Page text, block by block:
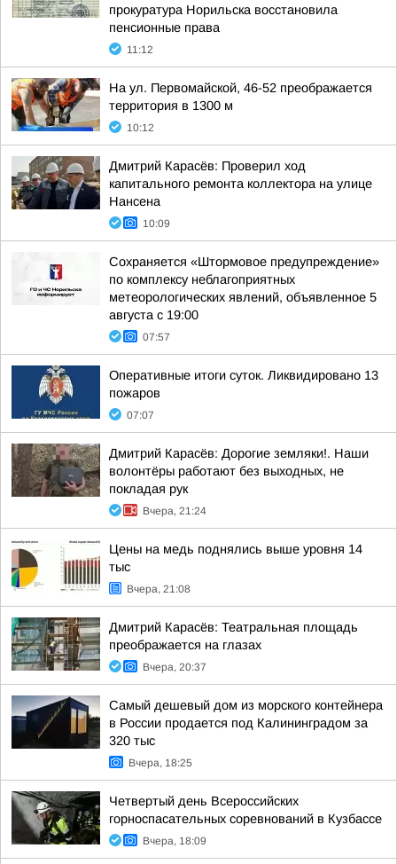
прокуратура Норильска восстановила
пенсионные права
11:12
На ул. Первомайской, 46-52 преображается
территория в 1300 м
10:12
Дмитрий Карасёв: Проверил ход
капитального ремонта коллектора на улице
Нансена
10:09
Сохраняется «Штормовое предупреждение»
по комплексу неблагоприятных
метеорологических явлений, объявленное 5
августа с 19:00
07:57
Оперативные итоги суток. Ликвидировано 13
пожаров
07:07
Дмитрий Карасёв: Дорогие земляки!. Наши
волонтёры работают без выходных, не
покладая рук
Вчера, 21:24
Цены на медь поднялись выше уровня 14
тыс
Вчера, 21:08
Дмитрий Карасёв: Театральная площадь
преображается на глазах
Вчера, 20:37
Самый дешевый дом из морского контейнера
в России продается под Калининградом за
320 тыс
Вчера, 18:25
Четвертый день Всероссийских
горноспасательных соревнований в Кузбассе
Вчера, 18:09